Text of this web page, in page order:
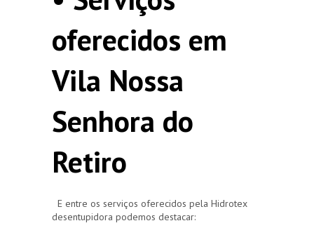
oferecidos em
Vila Nossa
Senhora do
Retiro
E entre os serviços oferecidos pela Hidrotex
desentupidora podemos destacar: